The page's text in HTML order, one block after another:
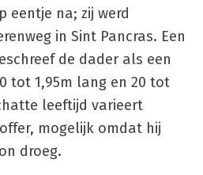
eentje na; zij werd
in Sint Pancras. Een
de dader als een
tot 1,95m lang en 20 tot
leeftijd varieert
mogelijk omdat hij
droeg.